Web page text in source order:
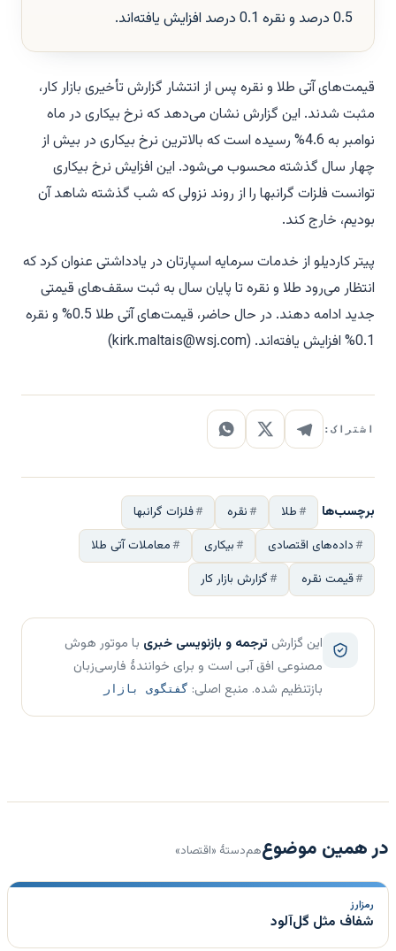
0.5 درصد و نقره 0.1 درصد افزایش یافته‌اند.
قیمت‌های آتی طلا و نقره پس از انتشار گزارش تأخیری بازار کار،
مثبت شدند. این گزارش نشان می‌دهد که نرخ بیکاری در ماه
نوامبر به 4.6% رسیده است که بالاترین نرخ بیکاری در بیش از
چهار سال گذشته محسوب می‌شود. این افزایش نرخ بیکاری
توانست فلزات گرانبها را از روند نزولی که شب گذشته شاهد آن
بودیم، خارج کند.
پیتر کاردیلو از خدمات سرمایه اسپارتان در یادداشتی عنوان کرد که
انتظار می‌رود طلا و نقره تا پایان سال به ثبت سقف‌های قیمتی
جدید ادامه دهند. در حال حاضر، قیمت‌های آتی طلا 0.5% و نقره
0.1% افزایش یافته‌اند. (
kirk.maltais@wsj.com
)
اشتراک:
برچسب‌ها طلا نقره
فلزات گرانبها
داده‌های اقتصادی
بیکاری
معاملات آتی طلا
قیمت نقره
گزارش بازار کار
این گزارش ترجمه و بازنویسی خبری با موتور هوش
مصنوعی افق آبی است و برای خوانندهٔ فارسی‌زبان
بازتنظیم شده. منبع اصلی: گفتگوی بازار
در همین موضوعهم‌دستهٔ «اقتصاد»
رمزارز
شفاف مثل گل‌آلود